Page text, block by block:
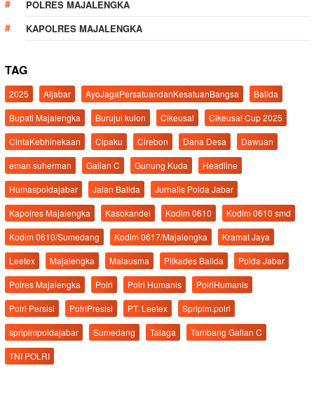
POLRES MAJALENGKA
KAPOLRES MAJALENGKA
TAG
2025 Aljabar AyoJagaPersatuandanKesatuanBangsa
Balida
Bupati Majalengka
Burujul kulon Cikeusal
Cikeusal Cup 2025
CintaKebhinekaan
Cipaku Cirebon Dana Desa
Dawuan
eman suherman
Galian C Gunung Kuda
Headline
Humaspoldajabar
Jalan Balida
Jurnalis Polda Jabar
Kapolres Majalengka
Kasokandel Kodim 0610
Kodim 0610 smd
Kodim 0610/Sumedang
Kodim 0617/Majalengka
Kramat Jaya
Leetex
Majalengka Malausma Pilkades Balida
Polda Jabar
Polres Majalengka
Polri Polri Humanis
PolriHumanis
Polri Persisi
PolriPresisi PT. Leetex
Spripim.polri
spripimpoldajabar
Sumedang Talaga
Tambang Galian C
TNI POLRI